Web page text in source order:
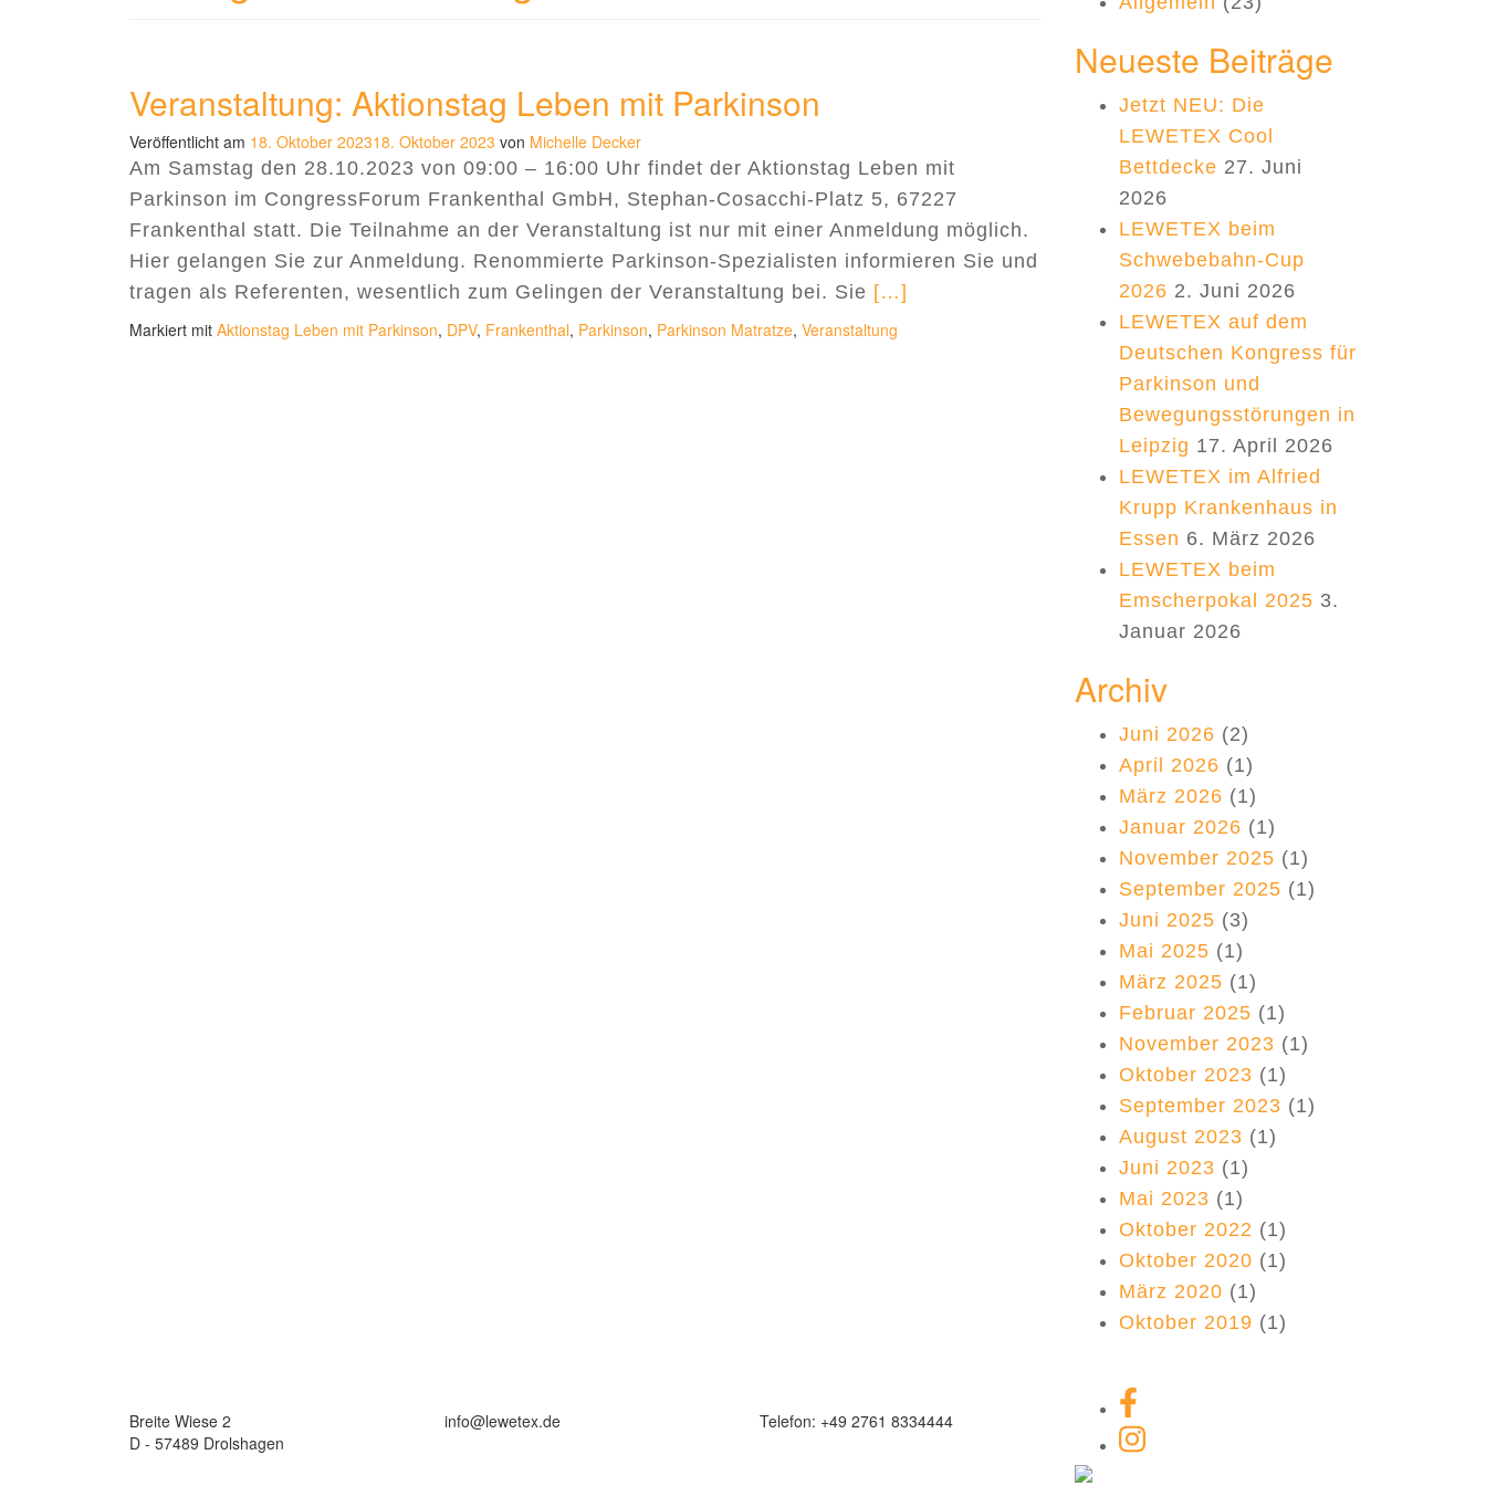
Veranstaltung: Aktionstag Leben mit Parkinson
Veröffentlicht am 18. Oktober 202318. Oktober 2023 von Michelle Decker
Am Samstag den 28.10.2023 von 09:00 – 16:00 Uhr findet der Aktionstag Leben mit
Parkinson im CongressForum Frankenthal GmbH, Stephan-Cosacchi-Platz 5, 67227
Frankenthal statt. Die Teilnahme an der Veranstaltung ist nur mit einer Anmeldung möglich.
Hier gelangen Sie zur Anmeldung. Renommierte Parkinson-Spezialisten informieren Sie und
tragen als Referenten, wesentlich zum Gelingen der Veranstaltung bei. Sie Read more about Veranstaltung: Aktionstag Leben mit
[…]
Markiert mit Aktionstag Leben mit Parkinson, DPV, Frankenthal, Parkinson, Parkinson Matratze, Veranstaltung
Neueste Beiträge
Jetzt NEU: Die
LEWETEX Cool
Bettdecke 27. Juni
2026
LEWETEX beim
Schwebebahn-Cup
2026 2. Juni 2026
LEWETEX auf dem
Deutschen Kongress für
Parkinson und
Bewegungsstörungen in
Leipzig 17. April 2026
LEWETEX im Alfried
Krupp Krankenhaus in
Essen 6. März 2026
LEWETEX beim
Emscherpokal 2025 3.
Januar 2026
Archiv
Juni 2026 (2)
April 2026 (1)
März 2026 (1)
Januar 2026 (1)
November 2025 (1)
September 2025 (1)
Juni 2025 (3)
Mai 2025 (1)
März 2025 (1)
Februar 2025 (1)
November 2023 (1)
Oktober 2023 (1)
September 2023 (1)
August 2023 (1)
Juni 2023 (1)
Mai 2023 (1)
Oktober 2022 (1)
Oktober 2020 (1)
März 2020 (1)
Oktober 2019 (1)
Breite Wiese 2
D - 57489 Drolshagen
info@lewetex.de Telefon: +49 2761 8334444
Facebook-Link
Instagram Link